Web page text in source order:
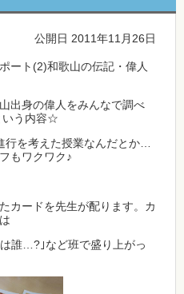
公開日 2011年11月26日
ート(2)和歌山の伝記・偉人
出身の偉人をみんなで調べ
いう内容☆
行を考えた授業なんだとか…
もワクワク♪
カードを先生が配ります。カ
は誰…?｣など班で盛り上がっ